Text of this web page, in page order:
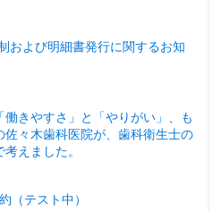
および明細書発行に関するお知
働きやすさ」と「やりがい」、も
佐々木歯科医院が、歯科衛生士の
えました。
（テスト中）